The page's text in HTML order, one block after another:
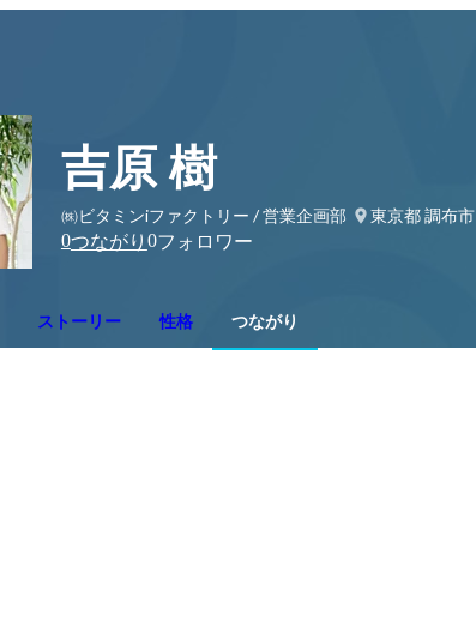
吉原 樹
㈱ビタミンiファクトリー / 営業企画部
東京都 調布市
0つながり 0フォロワー
ストーリー 性格 つながり